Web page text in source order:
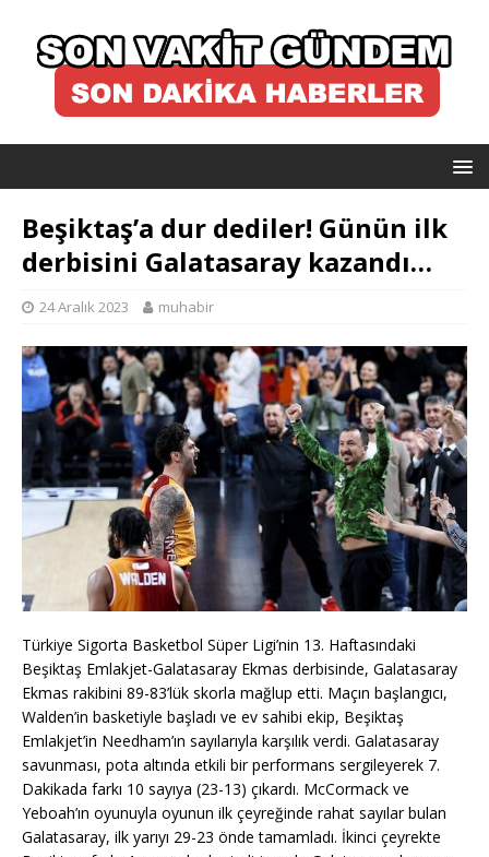
Beşiktaş’a dur dediler! Günün ilk
derbisini Galatasaray kazandı…
24 Aralık 2023 muhabir
Türkiye Sigorta Basketbol Süper Ligi’nin 13. Haftasındaki
Beşiktaş Emlakjet-Galatasaray Ekmas derbisinde, Galatasaray
Ekmas rakibini 89-83’lük skorla mağlup etti. Maçın başlangıcı,
Walden’in basketiyle başladı ve ev sahibi ekip, Beşiktaş
Emlakjet’in Needham’ın sayılarıyla karşılık verdi. Galatasaray
savunması, pota altında etkili bir performans sergileyerek 7.
Dakikada farkı 10 sayıya (23-13) çıkardı. McCormack ve
Yeboah’ın oyunuyla oyunun ilk çeyreğinde rahat sayılar bulan
Galatasaray, ilk yarıyı 29-23 önde tamamladı. İkinci çeyrekte